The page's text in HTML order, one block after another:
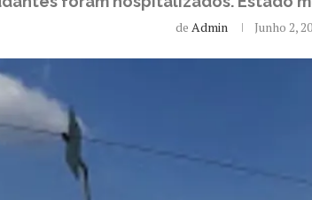
de Admin Junho 2,